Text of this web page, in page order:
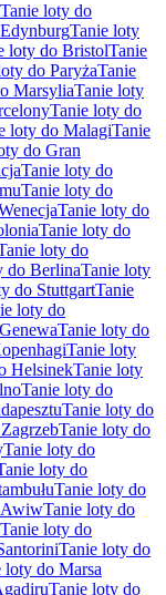
Tanie loty do
Tanie loty
loty do BristolTanie
do ParyżaTanie
MarsyliaTanie loty
Tanie loty do
loty do MalagiTanie
do Gran
Tanie loty do
Tanie loty do
Tanie loty do
Tanie loty do
loty do
do BerlinaTanie loty
do StuttgartTanie
loty do
Tanie loty do
Tanie loty
HelsinekTanie loty
Tanie loty do
Tanie loty do
Tanie loty do
Tanie loty do
loty do
Tanie loty do
AwiwTanie loty do
Tanie loty do
Tanie loty do
loty do Marsa
Tanie loty do